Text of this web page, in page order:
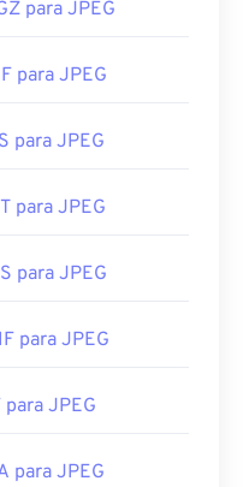
o Chrome, em
de 1992
JPEG
para JPEG
para JPEG
para JPEG
para JPEG
para JPEG
para JPEG
para JPEG
para JPEG